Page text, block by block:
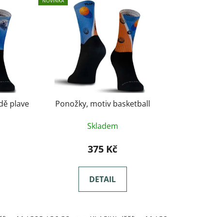
plave Ponožky, motiv basketball
Skladem
375 Kč
DETAIL